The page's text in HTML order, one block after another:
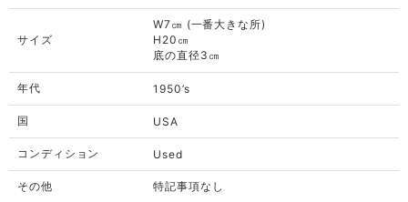
サイズ
W7㎝ (一番大きな所)
H20㎝
底の直径3㎝
年代 1950’s
国 USA
コンディション Used
その他 特記事項なし